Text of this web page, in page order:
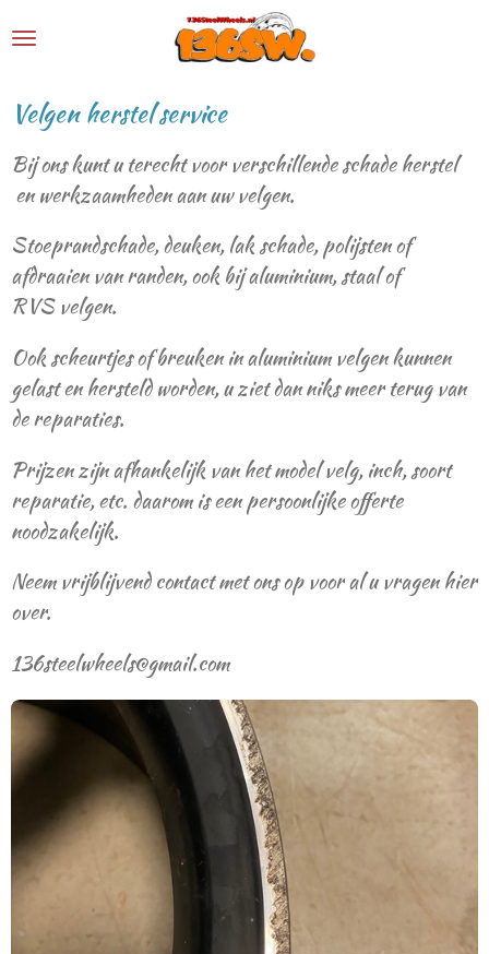
de
Velgen herstel service
Bij ons kunt u terecht voor verschillende schade herstel
en werkzaamheden aan uw velgen.
Stoeprandschade, deuken, lak schade, polijsten of
afdraaien van randen, ook bij aluminium, staal of
RVS velgen.
Ook scheurtjes of breuken in aluminium velgen kunnen
gelast en hersteld worden, u ziet dan niks meer terug van
de reparaties.
Prijzen zijn afhankelijk van het model velg, inch, soort
reparatie, etc. daarom is een persoonlijke offerte
noodzakelijk.
Neem vrijblijvend contact met ons op voor al u vragen hier
over.
136steelwheels@gmail.com